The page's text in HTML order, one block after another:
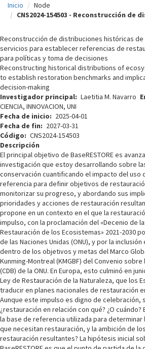
i
p
a
l
Inicio
Node
CNS2024-154503 - Reconstrucción
Reconstrucción de distribuciones históricas
servicios para establecer referencias de
para políticas y toma de decisiones
Reconstructing historical distributions of
to establish restoration benchmarks and
decision-making
Investigador principal
Laetitia M. Navarro
CIENCIA, INNOVACION, UNI
Fecha de inicio
2025-04-01
Fecha de fin
2027-03-31
Código
CNS2024-154503
Descripción
El principal objetivo de BaseRESTORE es
investigación que estoy desarrollando sobre
conservación cuantificando el impacto del
referencia para definir objetivos de
monitorizar su progreso, y abordando sus
prioridades y acciones de restauración
propone en un contexto en el que la
impulso, con la proclamación del «Decenio de
Restauración de los Ecosistemas» 2021-2030
de las Naciones Unidas (ONU), y por la
dentro de los objetivos y metas del Marco
Kunming-Montreal (KMGBF) del Convenio
(CDB) de la ONU. En Europa, esto culminó en
Ley de Restauración de la Naturaleza, que los
traducir en planes nacionales de restauración
Aunque este impulso es digno de celebración,
¿restauración en relación con qué? ¿O cuándo?
la base de referencia utilizada para determinar
que necesitan restauración, y la ambición de
restauración resultantes? La hipótesis inicial